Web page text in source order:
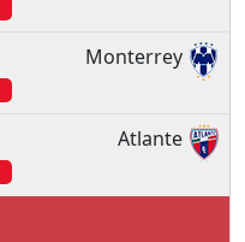
Monterrey
Atlante